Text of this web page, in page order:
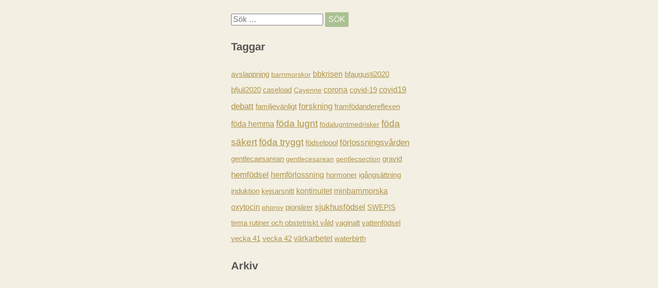
S
k
e
r
:
Taggar
avslappning barnmorskor bbkrisen bfaugusti2020
bfjuli2020 caseload Cayenne corona covid-19 covid19
debatt familjevänligt forskning framfödandereflexen
föda hemma föda lugnt födalugntmedrisker föda
säkertföda tryggt födselpool förlossningsvården
gentlecaesarean gentlecesarean gentlecsection gravid
hemfödsel hemförlossning hormoner igångsättning
induktion kejsarsnitt kontinuitet minbarnmorska
oxytocin phprov pionjärer sjukhusfödsel SWEPIS
tema rutiner och obstetriskt våld vaginalt vattenfödsel
vecka 41 vecka 42 värkarbetet waterbirth
Arkiv